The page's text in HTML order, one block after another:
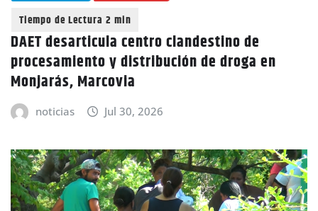
DAET desarticula centro clandestino de
procesamiento y distribución de droga en
Monjarás, Marcovia
noticias Jul 30, 2026